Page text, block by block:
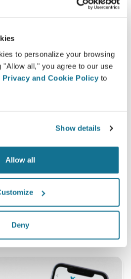
to personalize your browsing
all," you agree to our use
Privacy and Cookie Policy to
Show details
Allow all
Deny
принятия решений
выбор.
очень удовлетворены
после того, как увидели
до нее*
в Швейцарии среди
по увеличению груди в